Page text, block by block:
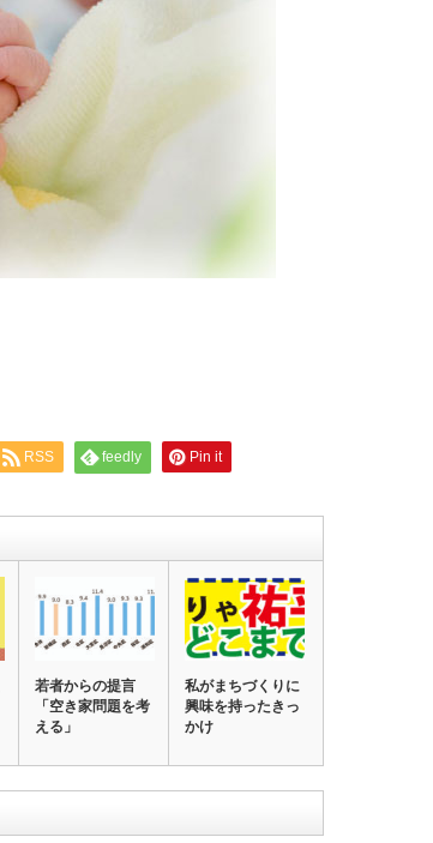
RSS feedly Pin it
若者からの提言
「空き家問題を考
える」
私がまちづくりに
興味を持ったきっ
かけ